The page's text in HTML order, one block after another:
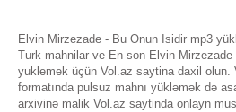
Elvin Mirzezade - Bu Onun Isidir mp3
Turk mahnilar ve En son Elvin Mirzezade
yuklemek üçün Vol.az saytina daxil olun.
formatında pulsuz mahnı yükləmək də
arxivinə malik Vol.az saytinda onlayn